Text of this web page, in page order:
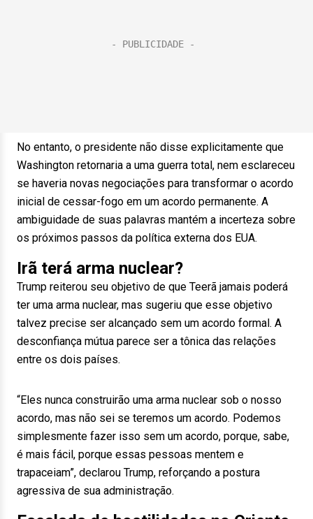
No entanto, o presidente não disse explicitamente que
Washington retornaria a uma guerra total, nem esclareceu
se haveria novas negociações para transformar o acordo
inicial de cessar-fogo em um acordo permanente. A
ambiguidade de suas palavras mantém a incerteza sobre
os próximos passos da política externa dos EUA.
Irã terá arma nuclear?
Trump reiterou seu objetivo de que Teerã jamais poderá
ter uma arma nuclear, mas sugeriu que esse objetivo
talvez precise ser alcançado sem um acordo formal. A
desconfiança mútua parece ser a tônica das relações
entre os dois países.
“Eles nunca construirão uma arma nuclear sob o nosso
acordo, mas não sei se teremos um acordo. Podemos
simplesmente fazer isso sem um acordo, porque, sabe,
é mais fácil, porque essas pessoas mentem e
trapaceiam”, declarou Trump, reforçando a postura
agressiva de sua administração.